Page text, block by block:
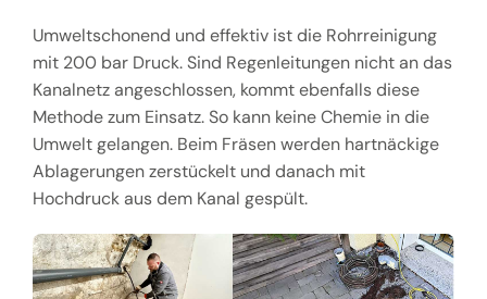
Umweltschonend und effektiv ist die Rohrreinigung
mit 200 bar Druck. Sind Regenleitungen nicht an das
Kanalnetz angeschlossen, kommt ebenfalls diese
Methode zum Einsatz. So kann keine Chemie in die
Umwelt gelangen. Beim Fräsen werden hartnäckige
Ablagerungen zerstückelt und danach mit
Hochdruck aus dem Kanal gespült.